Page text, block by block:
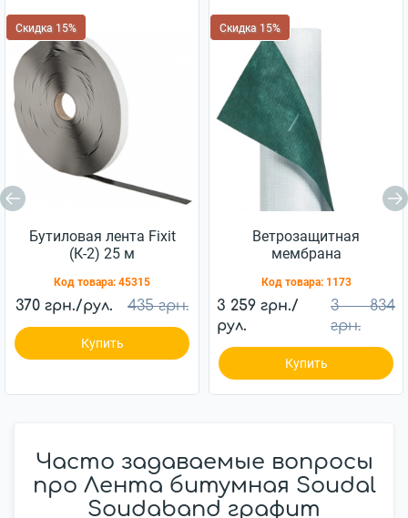
Скидка 15%
Бутиловая лента Fixit
(К-2) 25 м
Код товара: 45315
370 грн./рул. 435 грн.
Купить
Скидка 15%
Ветрозащитная
мембрана
85г/м2 (75м2)
Код товара: 1173
3 259 грн./
рул.
3 834
грн.
Купить
Часто задаваемые вопросы
про Лента битумная Soudal
Soudaband графит